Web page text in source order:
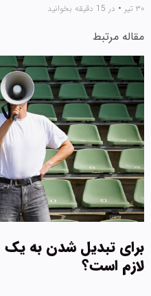
۳۰ تیر
• در 15 دقیقه بخوانید
مقاله مرتبط
برای تبدیل شدن به
لازم است؟